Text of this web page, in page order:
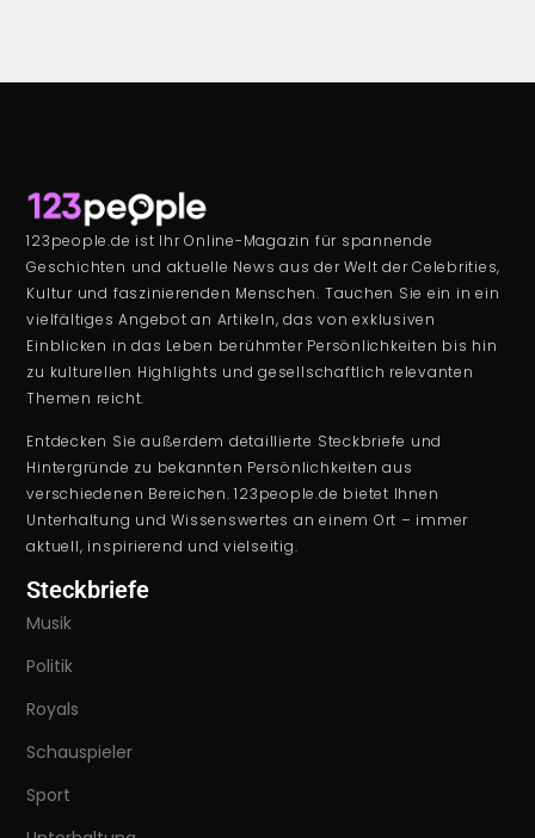
123people.de ist Ihr Online-Magazin für spannende
Geschichten und aktuelle News aus der Welt der Celebrities,
Kultur und faszinierenden Menschen. Tauchen Sie ein in ein
vielfältiges Angebot an Artikeln, das von exklusiven
Einblicken in das Leben berühmter Persönlichkeiten bis hin
zu kulturellen Highlights und gesellschaftlich relevanten
Themen reicht.
Entdecken Sie außerdem detaillierte Steckbriefe und
Hintergründe zu bekannten Persönlichkeiten aus
verschiedenen Bereichen. 123people.de bietet Ihnen
Unterhaltung und Wissenswertes an einem Ort – immer
aktuell, inspirierend und vielseitig.
Steckbriefe
Musik
Politik
Royals
Schauspieler
Sport